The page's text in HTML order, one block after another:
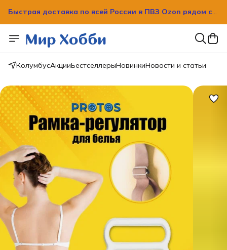
Быстрая доставка по всей России в ПВЗ Ozon рядом с
вашим домом!
КолумбусАкцииБестселлерыНовинкиНовости и статьи